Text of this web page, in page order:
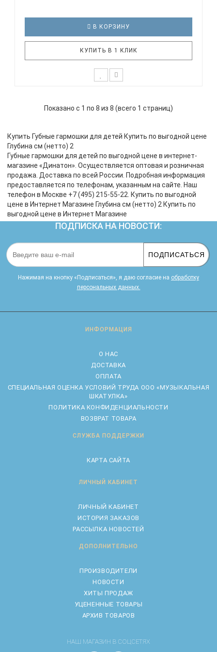
В КОРЗИНУ
КУПИТЬ В 1 КЛИК
с демократичной ценой. Эти гармошки прекрасно
Диатоническая губная гармоника Строй: Richter
Количество отверстий..
Показано с 1 по 8 из 8 (всего 1 страниц)
Купить Губные гармошки для детей Купить по выгодной цене
Глубина см (нетто) 2
Губные гармошки для детей по выгодной цене в интернет-
магазине «Динатон». Осуществляется оптовая и розничная
продажа. Доставка по всей России. Подробная информация
предоставляется по телефонам, указанным на сайте. Наш
телефон в Москве +7 (495) 215-55-22. Купить по выгодной
цене в Интернет Магазине Глубина см (нетто) 2 Купить по
выгодной цене в Интернет Магазине
ПОДПИСКА НА НОВОСТИ:
ПОДПИСАТЬСЯ
Нажимая на кнопку «Подписаться», я даю cогласие на обработку
персональных данных.
ИНФОРМАЦИЯ
О НАС
ДОСТАВКА
ОПЛАТА
CПЕЦИАЛЬНАЯ ОЦЕНКА УСЛОВИЙ ТРУДА ООО «МУЗЫКАЛЬНАЯ
ШКАТУЛКА»
ПОЛИТИКА КОНФИДЕНЦИАЛЬНОСТИ
ВОЗВРАТ ТОВАРА
СЛУЖБА ПОДДЕРЖКИ
КАРТА САЙТА
ЛИЧНЫЙ КАБИНЕТ
ЛИЧНЫЙ КАБИНЕТ
ИСТОРИЯ ЗАКАЗОВ
РАССЫЛКА НОВОСТЕЙ
ДОПОЛНИТЕЛЬНО
ПРОИЗВОДИТЕЛИ
НОВОСТИ
ХИТЫ ПРОДАЖ
УЦЕНЕННЫЕ ТОВАРЫ
АРХИВ ТОВАРОВ
НАШ МАГАЗИН В СОЦСЕТЯХ